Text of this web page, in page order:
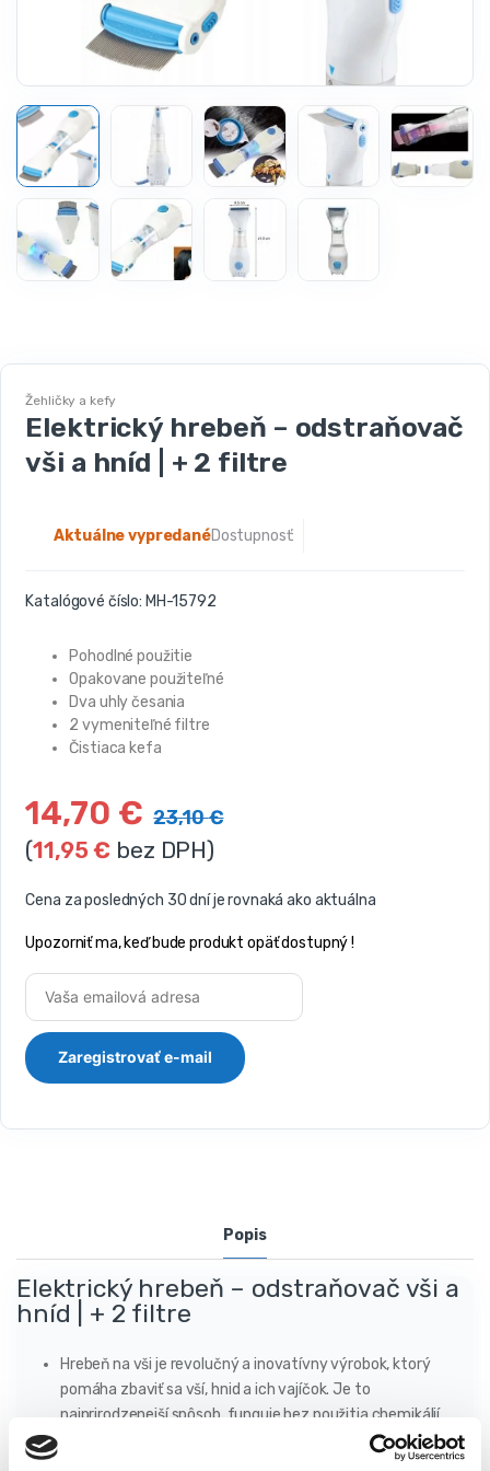
Žehličky a kefy
Elektrický hrebeň – odstraňovač
vši a hníd | + 2 filtre
Dostupnosť:
Aktuálne vypredané
Katalógové číslo: MH-15792
Pohodlné použitie
Opakovane použiteľné
Dva uhly česania
2 vymeniteľné filtre
Čistiaca kefa
14,70 € 23,10€
(11,95€ bez DPH)
Cena za posledných 30 dní je rovnaká ako aktuálna
Upozorniť ma, keď bude produkt opäť dostupný !
Popis
Elektrický hrebeň – odstraňovač vši a
hníd | + 2 filtre
Hrebeň na vši je revolučný a inovatívny výrobok, ktorý
pomáha zbaviť sa vší, hnid a ich vajíčok. Je to
najprirodzenejší spôsob, funguje bez použitia chemikálií.
Zariadenie na vši má hrebeň z nehrdzavejúcej ocele, ktorý